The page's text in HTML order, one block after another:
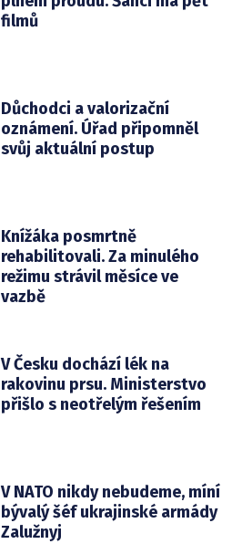
filmů
Důchodci a valorizační
oznámení. Úřad připomněl
svůj aktuální postup
Knížáka posmrtně
rehabilitovali. Za minulého
režimu strávil měsíce ve
vazbě
V Česku dochází lék na
rakovinu prsu. Ministerstvo
přišlo s neotřelým řešením
V NATO nikdy nebudeme, míní
bývalý šéf ukrajinské armády
Zalužnyj